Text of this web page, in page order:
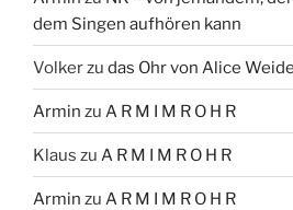
dem Singen aufhören kann
Volkerzu das Ohr von Alice
Armin zu A R M I M R O H R
Klaus zu A R M I M R O H R
Armin zu A R M I M R O H R